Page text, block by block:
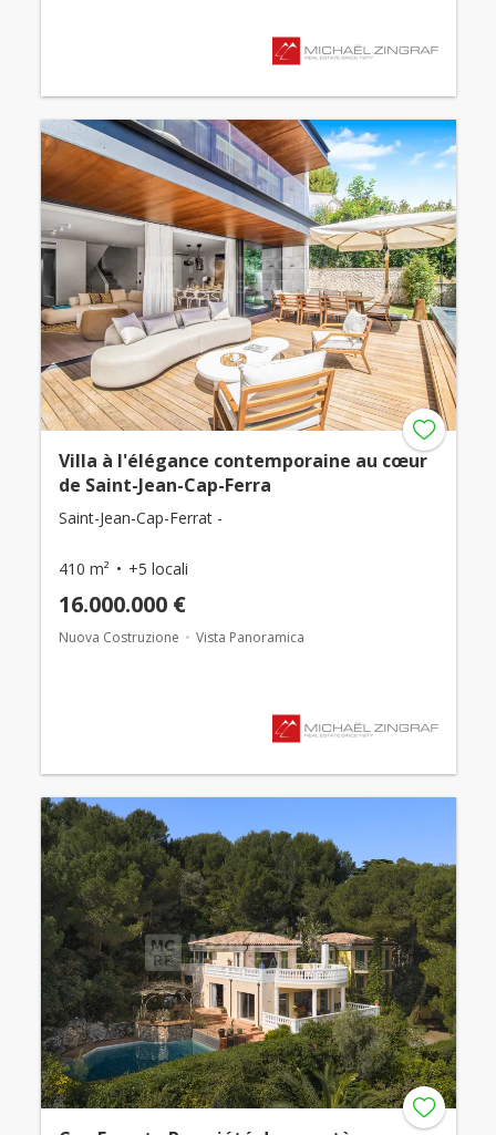
Villa à l'élégance contemporaine au cœur
de Saint-Jean-Cap-Ferra
Saint-Jean-Cap-Ferrat -
410 m² +5 locali
16.000.000 €
Nuova Costruzione Vista Panoramica